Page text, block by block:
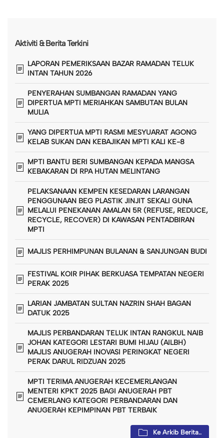
Aktiviti & Berita Terkini
LAPORAN PEMERIKSAAN BAZAR RAMADAN TELUK
INTAN TAHUN 2026
PENYERAHAN SUMBANGAN RAMADAN YANG
DIPERTUA MPTI MERIAHKAN SAMBUTAN BULAN
MULIA
YANG DIPERTUA MPTI RASMI MESYUARAT AGONG
KELAB SUKAN DAN KEBAJIKAN MPTI KALI KE-8
MPTI BANTU BERI SUMBANGAN KEPADA MANGSA
KEBAKARAN DI RPA HUTAN MELINTANG
PELAKSANAAN KEMPEN KESEDARAN LARANGAN
PENGGUNAAN BEG PLASTIK JINJIT SEKALI GUNA
MELALUI PENEKANAN AMALAN 5R (REFUSE, REDUCE,
RECYCLE, RECOVER) DI KAWASAN PENTADBIRAN
MPTI
MAJLIS PERHIMPUNAN BULANAN & SANJUNGAN BUDI
FESTIVAL KOIR PIHAK BERKUASA TEMPATAN NEGERI
PERAK 2025
LARIAN JAMBATAN SULTAN NAZRIN SHAH BAGAN
DATUK 2025
MAJLIS PERBANDARAN TELUK INTAN RANGKUL NAIB
JOHAN KATEGORI LESTARI BUMI HIJAU (AILBH)
MAJLIS ANUGERAH INOVASI PERINGKAT NEGERI
PERAK DARUL RIDZUAN 2025
MPTI TERIMA ANUGERAH KECEMERLANGAN
MENTERI KPKT 2025 BAGI ANUGERAH PBT
CEMERLANG KATEGORI PERBANDARAN DAN
ANUGERAH KEPIMPINAN PBT TERBAIK
Ke Arkib Berita..